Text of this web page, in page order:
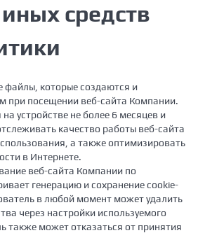
средств
файлы, которые создаются и
при посещении веб-сайта Компании.
устройстве не более 6 месяцев и
качество работы веб-сайта
а также оптимизировать
в Интернете.
веб-сайта Компании по
генерацию и сохранение cookie-
в любой момент может удалить
через настройки используемого
также может отказаться от принятия